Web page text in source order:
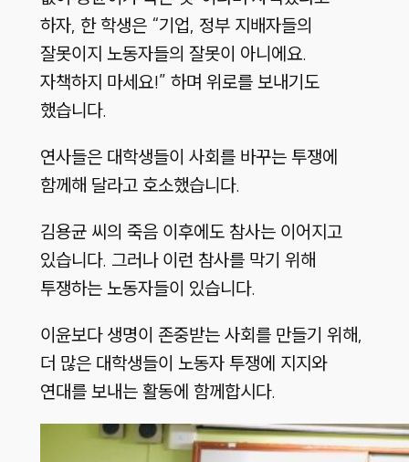
하자, 한 학생은 “기업, 정부 지배자들의
잘못이지 노동자들의 잘못이 아니에요.
자책하지 마세요!” 하며 위로를 보내기도
했습니다.
연사들은 대학생들이 사회를 바꾸는 투쟁에
함께해 달라고 호소했습니다.
김용균 씨의 죽음 이후에도 참사는 이어지고
있습니다. 그러나 이런 참사를 막기 위해
투쟁하는 노동자들이 있습니다.
이윤보다 생명이 존중받는 사회를 만들기 위해,
더 많은 대학생들이 노동자 투쟁에 지지와
연대를 보내는 활동에 함께합시다.